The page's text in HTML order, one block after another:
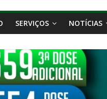
SERVIÇOS NOTÍCIAS